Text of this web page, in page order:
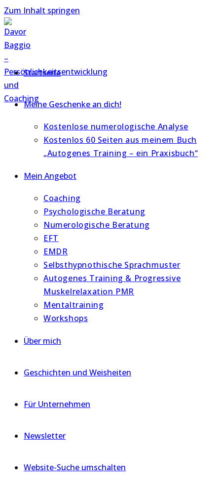
Zum Inhalt springen
Startseite
Meine Geschenke an dich!
Kostenlose numerologische Analyse
Kostenlos 60 Seiten aus meinem Buch
„Autogenes Training – ein Praxisbuch“
Mein Angebot
Coaching
Psychologische Beratung
Numerologische Beratung
EFT
EMDR
Selbsthypnothische Sprachmuster
Autogenes Training & Progressive
Muskelrelaxation PMR
Mentaltraining
Workshops
Über mich
Geschichten und Weisheiten
Für Unternehmen
Newsletter
Website-Suche umschalten